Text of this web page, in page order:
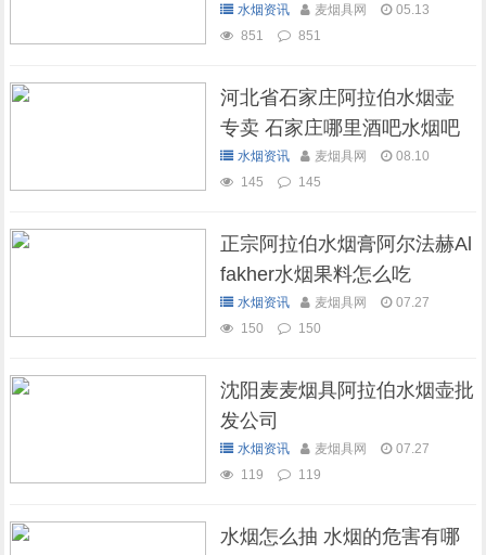
吗？水烟资讯 麦烟具网
05.13
851
851
河北省石家庄阿拉伯水烟壶
专卖 石家庄哪里酒吧水烟吧
可以抽水烟
水烟资讯 麦烟具网
08.10
145
145
正宗阿拉伯水烟膏阿尔法赫Al
fakher水烟果料怎么吃
水烟资讯 麦烟具网
07.27
150
150
沈阳麦麦烟具阿拉伯水烟壶批
发公司
水烟资讯 麦烟具网
07.27
119
119
水烟怎么抽 水烟的危害有哪